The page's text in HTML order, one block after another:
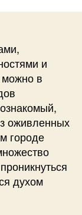
и
можно в
оживленных
городе
духом